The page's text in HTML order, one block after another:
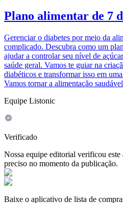
Plano alimentar de 7
Gerenciar o diabetes por meio da
complicado. Descubra como um
ajudar a controlar seu nível de
saúde geral. Vamos te guiar na
diabéticos e transformar isso em
Vamos tornar a alimentação
Equipe Listonic
Verificado
Nossa equipe editorial verificou este
preciso no momento da publicação.
Baixe o aplicativo de lista de